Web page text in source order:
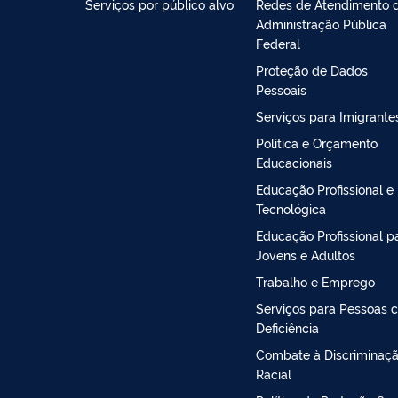
Serviços por público alvo
Redes de Atendimento
Administração Pública
Federal
Proteção de Dados
Pessoais
Serviços para
Política e Orçamento
Educacionais
Educação Profissional e
Tecnológica
Educação Profissional
Jovens e Adultos
Trabalho e Emprego
Serviços para Pessoas
Deficiência
Combate à
Racial